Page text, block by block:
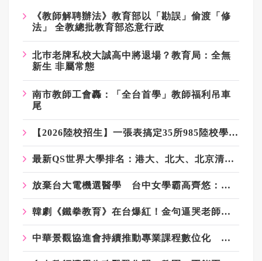
《教師解聘辦法》教育部以「勘誤」偷渡「修
法」 全教總批教育部恣意行政
北巿老牌私校大誠高中將退場？教育局：全無
新生 非屬常態
南市教師工會轟：「全台首學」教師福利吊車
尾
【2026陸校招生】一張表搞定35所985陸校學測門檻、錄取名額！武漢大學等3校免面試
最新QS世界大學排名：港大、北大、北京清華擠進前20強 台大第54名
放棄台大電機選醫學 台中女學霸高齊悠：我更想治癒人心
韓劇《鐵拳教育》在台爆紅！金句逼哭老師 作家：戳中教育現場最深的痛
中華景觀協進會持續推動專業課程數位化 厚植人才